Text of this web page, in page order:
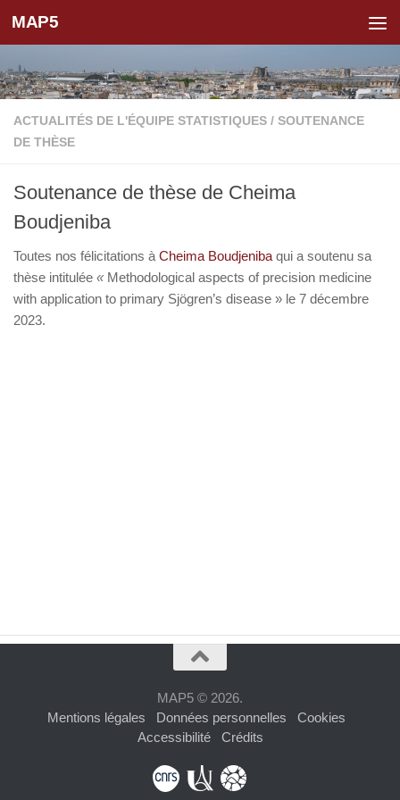
Skip to content
MAP5
ACTUALITÉS DE L'ÉQUIPE STATISTIQUES / SOUTENANCE
DE THÈSE
Soutenance de thèse de Cheima
Boudjeniba
Toutes nos félicitations à Cheima Boudjeniba qui a soutenu sa
thèse intitulée « Methodological aspects of precision medicine
with application to primary Sjögren’s disease » le 7 décembre
2023.
MAP5 © 2026.
Mentions légales
Données personnelles
Cookies
Accessibilité
Crédits